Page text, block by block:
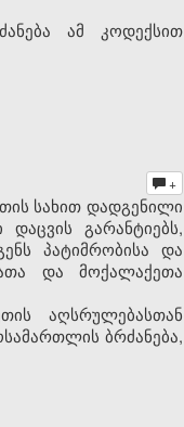
ამ კოდექსით
+
სახით დადგენილი
გარანტიებს,
პატიმრობისა და
და მოქალაქეთა
აღსრულებასთან
ბრძანება,